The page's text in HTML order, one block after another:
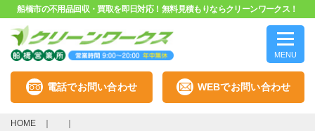
船橋市の不用品回収・買取を即日対応！無料見積もりならクリーンワークス！
MENU
電話でお問い合わせ WEBでお問い合わせ
HOME